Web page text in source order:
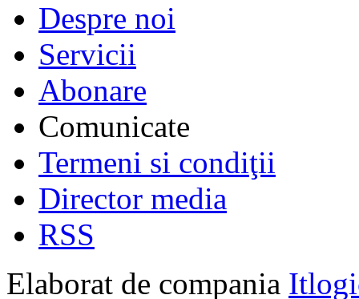
Despre noi
Servicii
Abonare
Comunicate
Termeni si condiţii
Director media
RSS
Elaborat de compania